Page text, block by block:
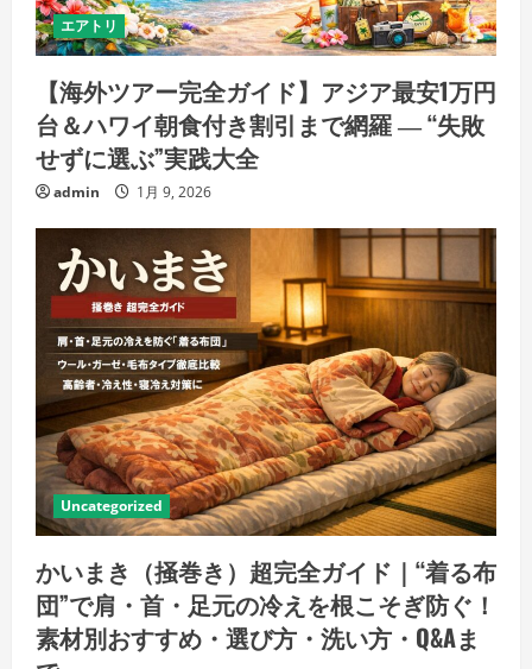
エアトリ
【海外ツアー完全ガイド】アジア最安1万円
台＆ハワイ朝食付き割引まで網羅 ― “失敗
せずに選ぶ”実践大全
admin 1月 9, 2026
Uncategorized
かいまき（掻巻き）超完全ガイド｜“着る布
団”で肩・首・足元の冷えを根こそぎ防ぐ！
素材別おすすめ・選び方・洗い方・Q&Aま